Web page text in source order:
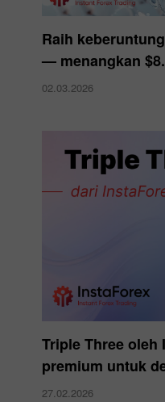
Raih
— menangkan
02.03.2026
Triple Three oleh
premium untuk
27.02.2026